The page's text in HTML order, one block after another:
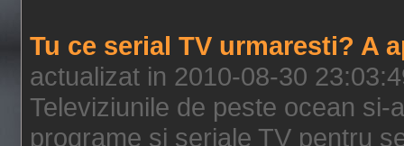
Tu ce serial TV urmaresti? A
actualizat in 2010-08-30
Televiziunile de peste ocean si-
programe si seriale TV pentru